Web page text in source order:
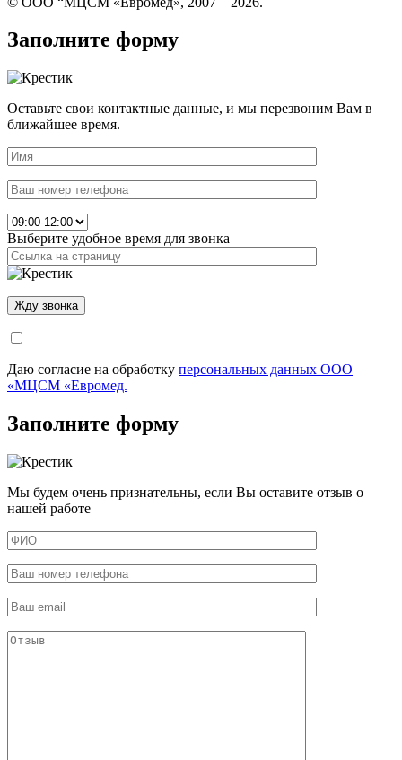
Заполните форму
Оставьте свои контактные данные, и мы перезвоним Вам в
ближайшее время.
Выберите удобное время для звонка
Даю согласие на обработку персональных данных ООО
«МЦСМ «Евромед.
Заполните форму
Мы будем очень признательны, если Вы оставите отзыв о
нашей работе